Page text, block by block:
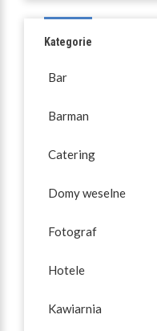
Kategorie
Bar
Barman
Catering
Domy weselne
Fotograf
Hotele
Kawiarnia